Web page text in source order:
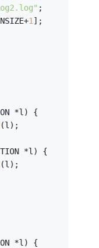
;
1 ];
*l)
{
(l);
*l)
{
(l);
*l)
{